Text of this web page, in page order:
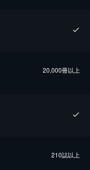
20,000冊以上
210誌以上